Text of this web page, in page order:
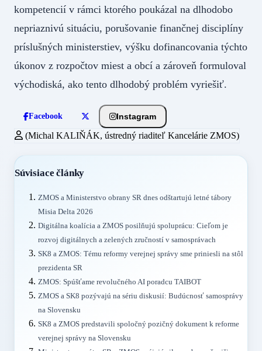
kompetencií v rámci ktorého poukázal na dlhodobo
nepriaznivú situáciu, porušovanie finančnej disciplíny
príslušných ministerstiev, výšku dofinancovania týchto
úkonov z rozpočtov miest a obcí a zároveň formuloval
východiská, ako tento dlhodobý problém vyriešiť.
Facebook Instagram
(Michal KALIŇÁK, ústredný riaditeľ Kancelárie ZMOS)
Súvisiace články
ZMOS a Ministerstvo obrany SR dnes odštartujú letné tábory
Misia Delta 2026
Digitálna koalícia a ZMOS posilňujú spoluprácu: Cieľom je
rozvoj digitálnych a zelených zručností v samosprávach
SK8 a ZMOS: Tému reformy verejnej správy sme priniesli na stôl
prezidenta SR
ZMOS: Spúšťame revolučného AI poradcu TAIBOT
ZMOS a SK8 pozývajú na sériu diskusií: Budúcnosť samosprávy
na Slovensku
SK8 a ZMOS predstavili spoločný pozičný dokument k reforme
verejnej správy na Slovensku